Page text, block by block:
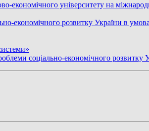
економічного університету на
розвитку України в
соціально-економічного розвитку